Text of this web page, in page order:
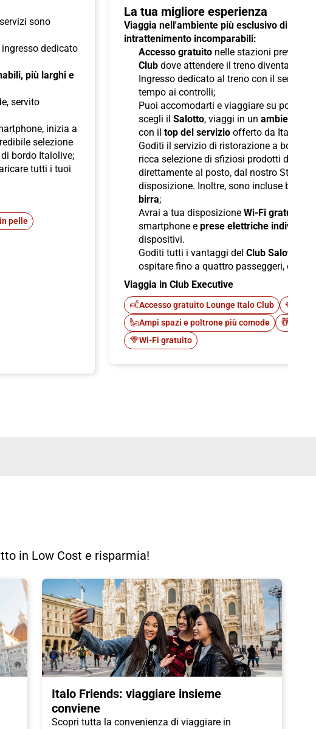
sono
dedicato
più larghi e
servito
inizia a
selezione
bordo Italolive;
tutti i tuoi
pelle
La tua migliore esperienza
Viaggia nell'ambiente più esclusivo di Italo
intrattenimento incomparabili:
Accesso gratuito nelle stazioni previste
Club dove attendere il treno diventa un
Ingresso dedicato al treno con il servizio
tempo ai controlli;
Puoi accomodarti e viaggiare su poltrone
scegli il Salotto, viaggi in un ambiente
con il top del servizio offerto da Italo;
Goditi il servizio di ristorazione a bordo
ricca selezione di sfiziosi prodotti di
direttamente al posto, dal nostro Staff di
disposizione. Inoltre, sono incluse
birra;
Avrai a tua disposizione Wi-Fi gratuito
smartphone e prese elettriche individuali
dispositivi.
Goditi tutti i vantaggi del Club Salotto
ospitare fino a quattro passeggeri,
Viaggia in Club Executive
Accesso gratuito Lounge Italo Club
Ampi spazi e poltrone più comode
Wi-Fi gratuito
in Low Cost e risparmia!
Italo Friends: viaggiare insieme
conviene
Scopri tutta la convenienza di viaggiare in